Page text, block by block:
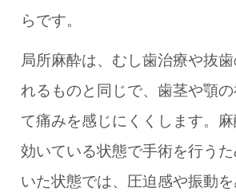
らです。
局所麻酔は、むし歯治療や抜
れるものと同じで、歯茎や顎
て痛みを感じにくくします。
効いている状態で手術を行う
いた状態では、圧迫感や振動